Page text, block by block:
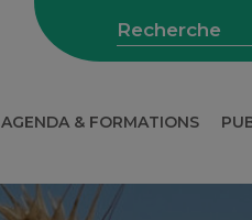
AGENDA & FORMATIONS